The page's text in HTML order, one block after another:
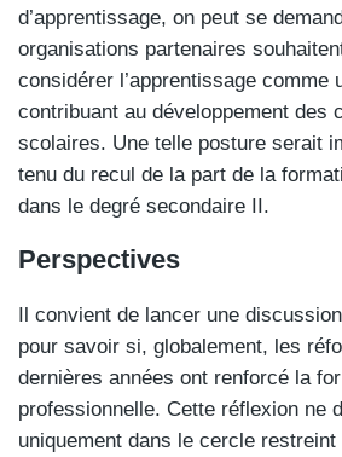
d’apprentissage, on peut se
organisations partenaires
considérer l’apprentissage comme
contribuant au développement des
scolaires. Une telle posture serait
tenu du recul de la part de la
dans le degré secondaire II.
Perspectives
Il convient de lancer une
pour savoir si, globalement, les
dernières années ont renforcé la
professionnelle. Cette réflexion ne
uniquement dans le cercle